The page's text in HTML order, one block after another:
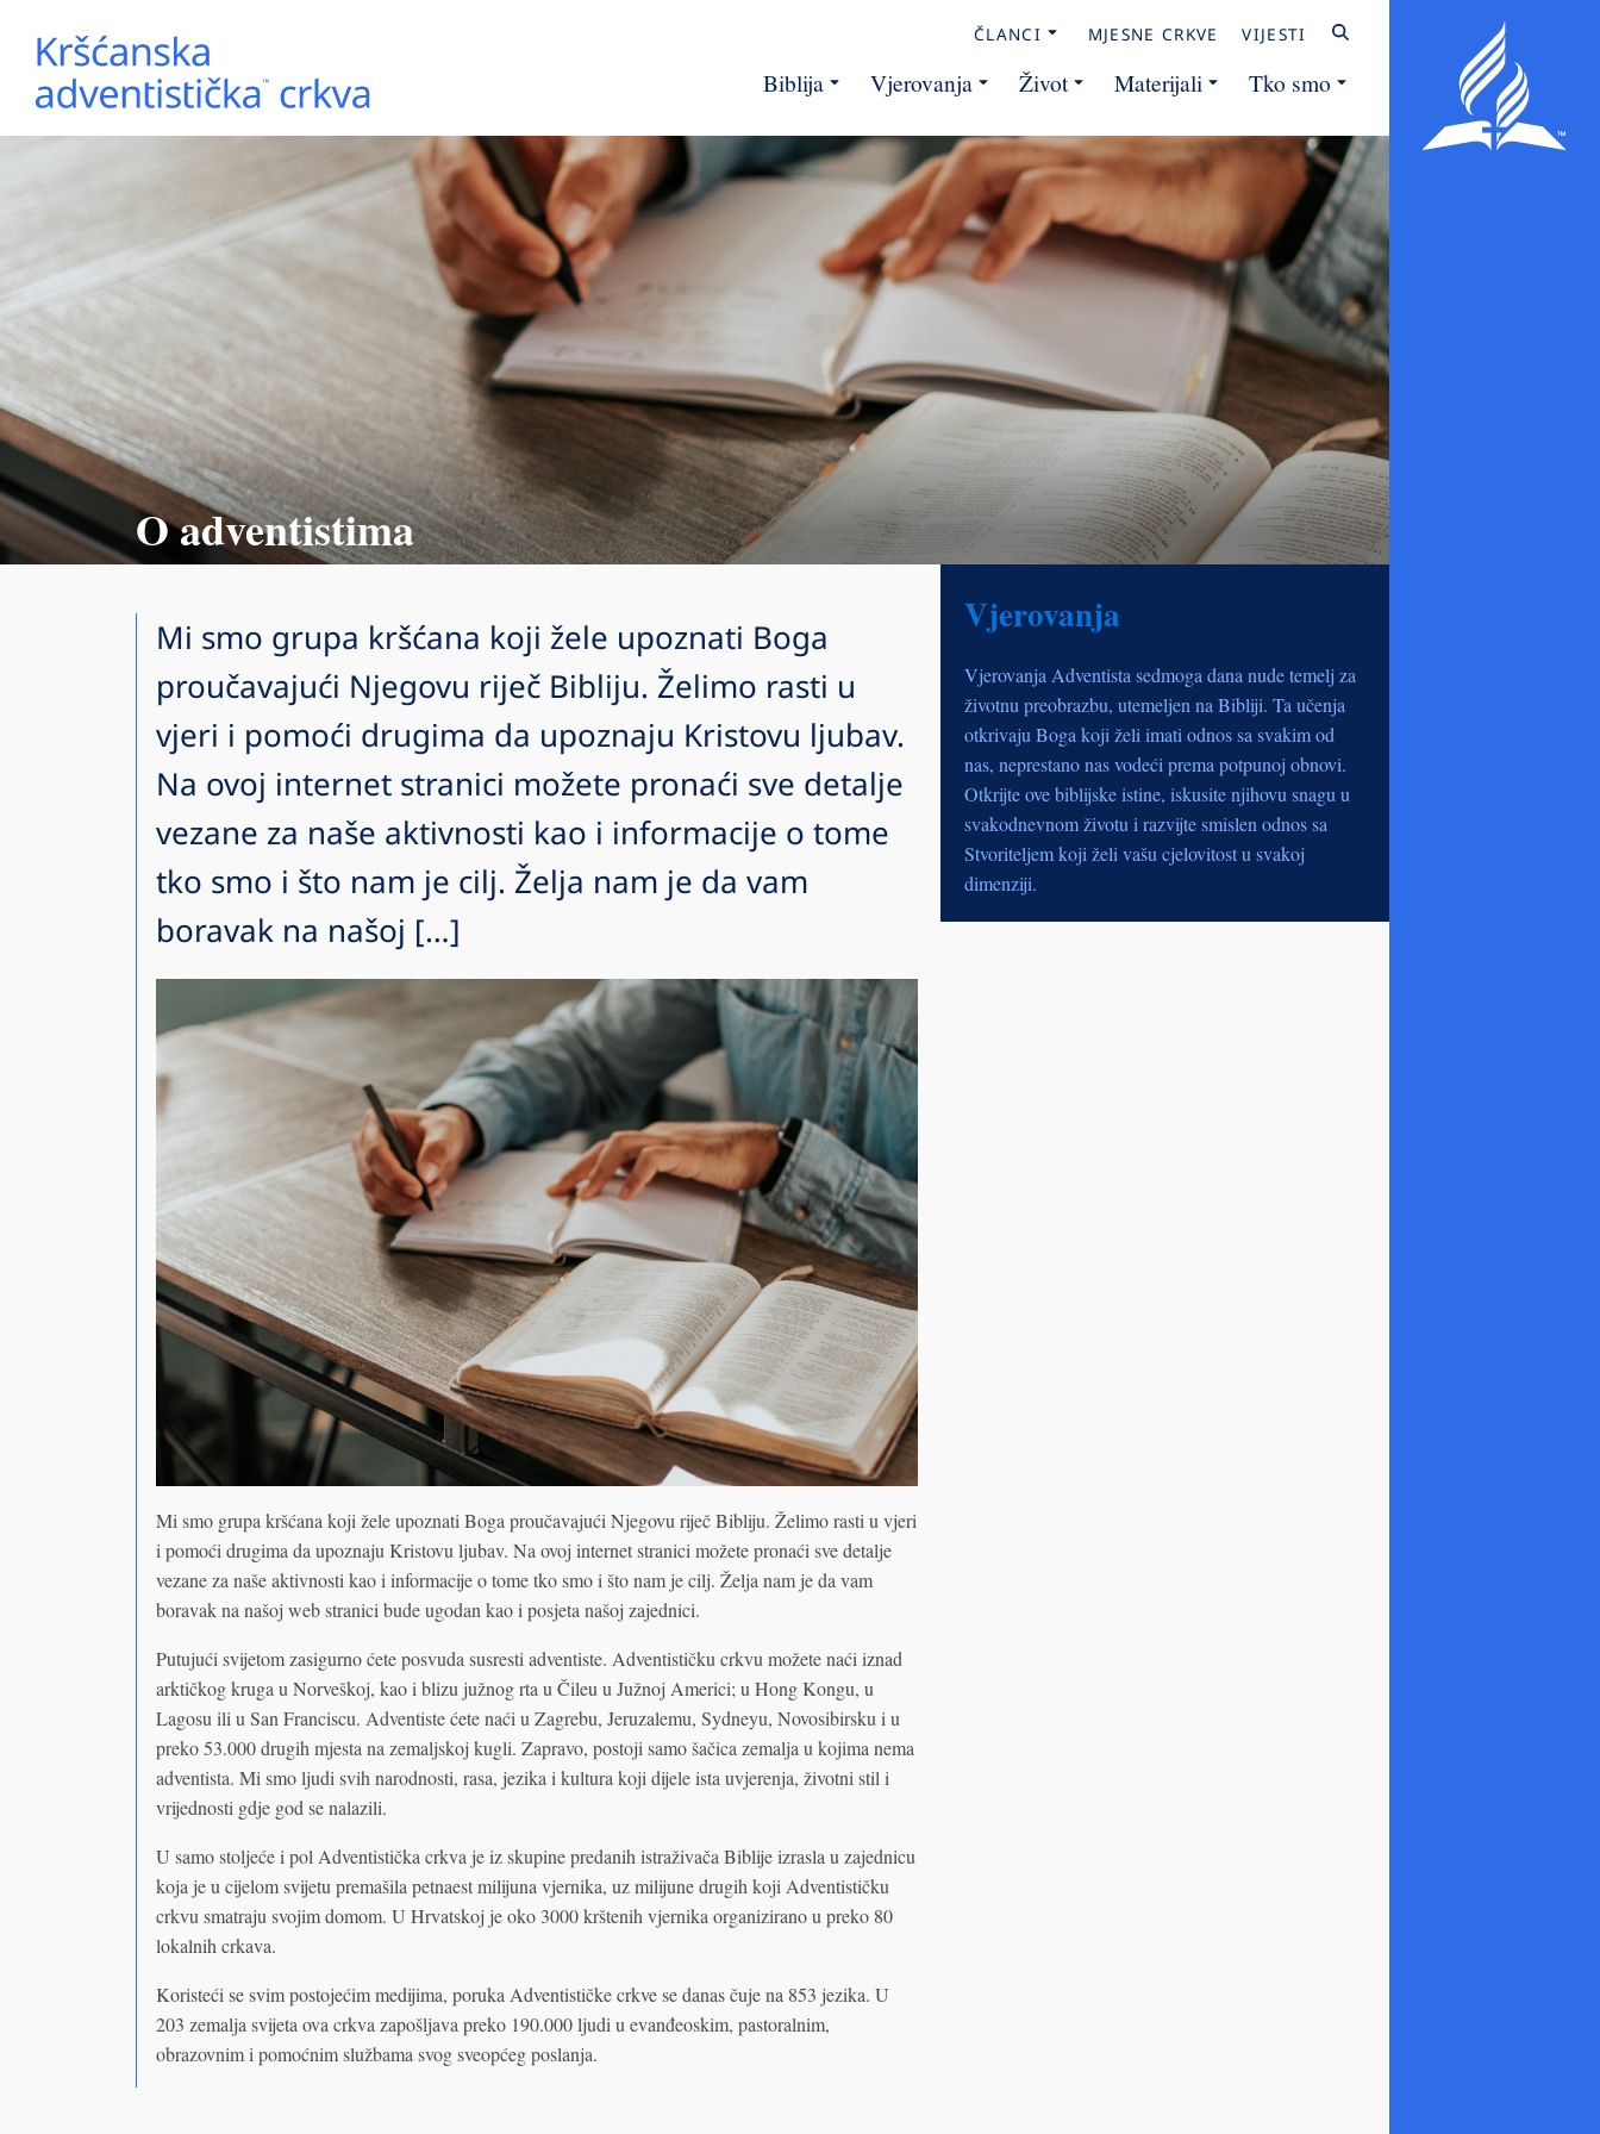
ČLANCI MJESNE CRKVE VIJESTI
Biblija Vjerovanja Život Materijali Tko smo
O adventistima
Mi smo grupa kršćana koji žele upoznati Boga
proučavajući Njegovu riječ Bibliju. Želimo rasti u
vjeri i pomoći drugima da upoznaju Kristovu ljubav.
Na ovoj internet stranici možete pronaći sve detalje
vezane za naše aktivnosti kao i informacije o tome
tko smo i što nam je cilj. Želja nam je da vam
boravak na našoj […]
Mi smo grupa kršćana koji žele upoznati Boga proučavajući Njegovu riječ Bibliju. Želimo rasti u vjeri
i pomoći drugima da upoznaju Kristovu ljubav. Na ovoj internet stranici možete pronaći sve detalje
vezane za naše aktivnosti kao i informacije o tome tko smo i što nam je cilj. Želja nam je da vam
boravak na našoj web stranici bude ugodan kao i posjeta našoj zajednici.
Putujući svijetom zasigurno ćete posvuda susresti adventiste. Adventističku crkvu možete naći iznad
arktičkog kruga u Norveškoj, kao i blizu južnog rta u Čileu u Južnoj Americi; u Hong Kongu, u
Lagosu ili u San Franciscu. Adventiste ćete naći u Zagrebu, Jeruzalemu, Sydneyu, Novosibirsku i u
preko 53.000 drugih mjesta na zemaljskoj kugli. Zapravo, postoji samo šačica zemalja u kojima nema
adventista. Mi smo ljudi svih narodnosti, rasa, jezika i kultura koji dijele ista uvjerenja, životni stil i
vrijednosti gdje god se nalazili.
U samo stoljeće i pol Adventistička crkva je iz skupine predanih istraživača Biblije izrasla u zajednicu
koja je u cijelom svijetu premašila petnaest milijuna vjernika, uz milijune drugih koji Adventističku
crkvu smatraju svojim domom. U Hrvatskoj je oko 3000 krštenih vjernika organizirano u preko 80
lokalnih crkava.
Koristeći se svim postojećim medijima, poruka Adventističke crkve se danas čuje na 853 jezika. U
203 zemalja svijeta ova crkva zapošljava preko 190.000 ljudi u evanđeoskim, pastoralnim,
obrazovnim i pomoćnim službama svog sveopćeg poslanja.
Vjerovanja
Vjerovanja Adventista sedmoga dana nude temelj za
životnu preobrazbu, utemeljen na Bibliji. Ta učenja
otkrivaju Boga koji želi imati odnos sa svakim od
nas, neprestano nas vodeći prema potpunoj obnovi.
Otkrijte ove biblijske istine, iskusite njihovu snagu u
svakodnevnom životu i razvijte smislen odnos sa
Stvoriteljem koji želi vašu cjelovitost u svakoj
dimenziji.